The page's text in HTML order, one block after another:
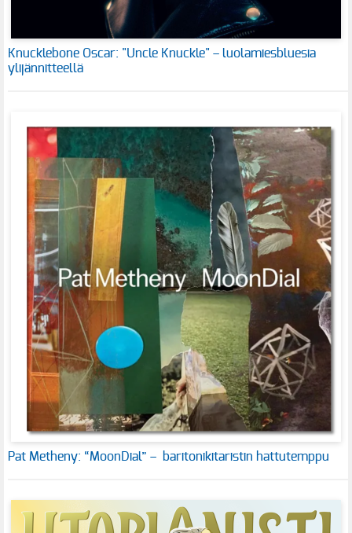
Knucklebone Oscar: "Uncle Knuckle" – luolamiesbluesia
ylijännitteellä
Pat Metheny: “MoonDial” – baritonikitaristin hattutemppu